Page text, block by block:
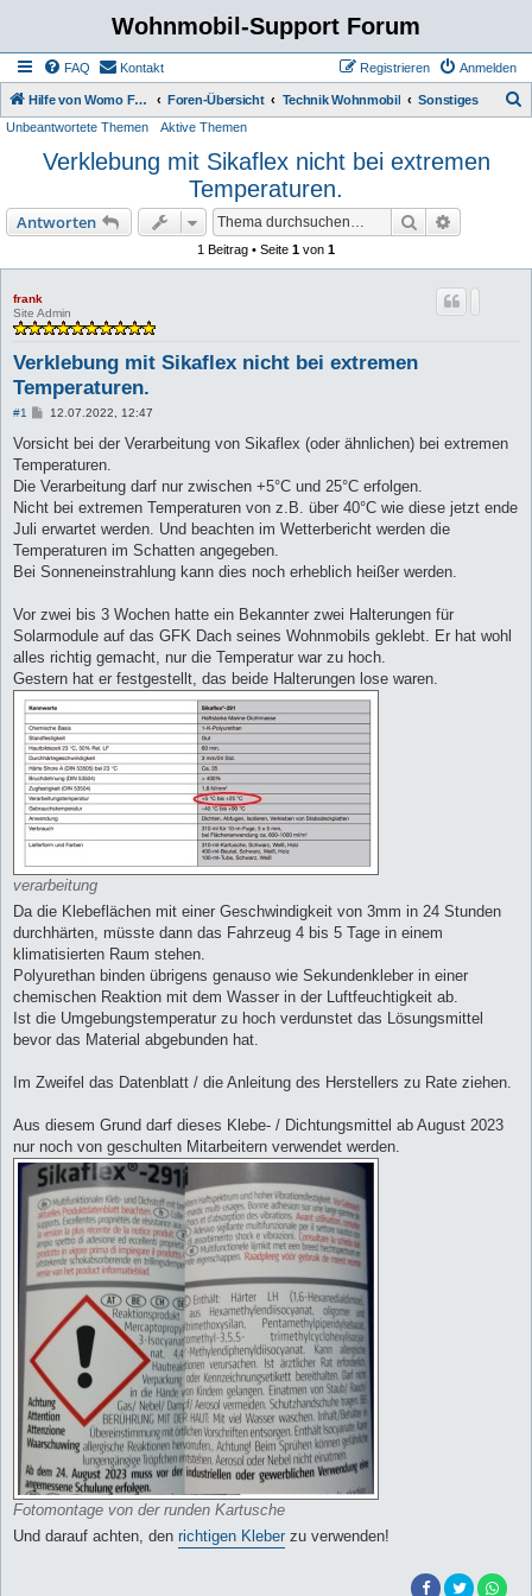
Wohnmobil-Support Forum
FAQ Kontakt Anmelden
Registrieren
Hilfe von Womo Fans für Womo Besitzer Foren-Übersicht Technik Wohnmobil Sonstiges
Unbeantwortete Themen Aktive Themen
Verklebung mit Sikaflex nicht bei extremen
Temperaturen.
Antworten Suche
1 Beitrag • Seite 1 von 1
frank
Site Admin
Verklebung mit Sikaflex nicht bei extremen
Temperaturen.
#1
B
i
r
a
12.07.2022, 12:47
Vorsicht bei der Verarbeitung von Sikaflex (oder ähnlichen) bei extremen
Temperaturen.
Die Verarbeitung darf nur zwischen +5°C und 25°C erfolgen.
Nicht bei extremen Temperaturen von z.B. über 40°C wie diese jetzt ende
Juli erwartet werden. Und beachten im Wetterbericht werden die
Temperaturen im Schatten angegeben.
Bei Sonneneinstrahlung kann dies noch erheblich heißer werden.
Vor zwei bis 3 Wochen hatte ein Bekannter zwei Halterungen für
Solarmodule auf das GFK Dach seines Wohnmobils geklebt. Er hat wohl
alles richtig gemacht, nur die Temperatur war zu hoch.
Gestern hat er festgestellt, das beide Halterungen lose waren.
verarbeitung
Da die Klebeflächen mit einer Geschwindigkeit von 3mm in 24 Stunden
durchhärten, müsste dann das Fahrzeug 4 bis 5 Tage in einem
klimatisierten Raum stehen.
Polyurethan binden übrigens genauso wie Sekundenkleber in einer
chemischen Reaktion mit dem Wasser in der Luftfeuchtigkeit ab.
Ist die Umgebungstemperatur zu hoch verdunstet das Lösungsmittel
bevor das Material abgebunden hat.
Im Zweifel das Datenblatt / die Anleitung des Herstellers zu Rate ziehen.
Aus diesem Grund darf dieses Klebe- / Dichtungsmittel ab August 2023
nur noch von geschulten Mitarbeitern verwendet werden.
Fotomontage von der runden Kartusche
Und darauf achten, den richtigen Kleber zu verwenden!